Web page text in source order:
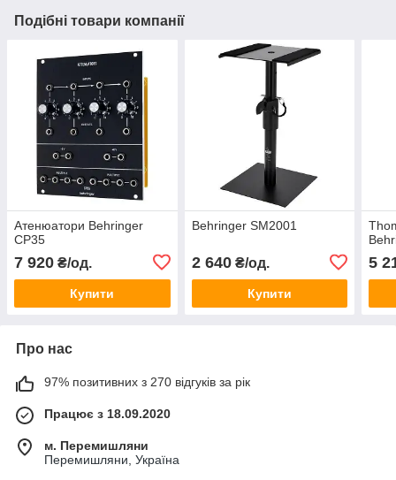
Подібні товари компанії
Атенюатори Behringer
CP35
7 920 ₴/од.
Купити
Behringer SM2001
2 640₴/од.
Купити
5
Про нас
97% позитивних з 270 відгуків за рік
Працює з 18.09.2020
м. Перемишляни
Перемишляни, Україна